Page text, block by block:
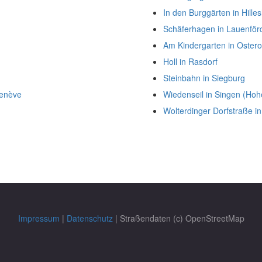
In den Burggärten in
Schäferhagen in
Am Kindergarten in
Holl in Rasdorf
Steinbahn in Siegburg
Wiedenseil in Singen
Wolterdinger Dorfstraße
Impressum | Datenschutz| Straßendaten (c) OpenStreetMap